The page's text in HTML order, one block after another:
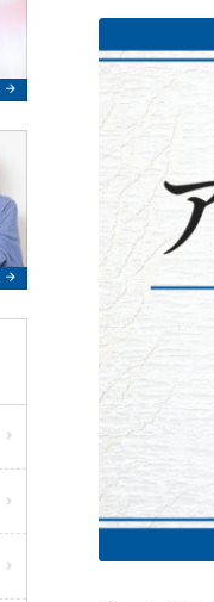
arrow_forward
arrow_forward